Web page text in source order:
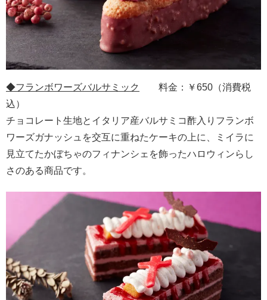
◆フランボワーズバルサミック
料金：￥650（消費税
込）
チョコレート生地とイタリア産バルサミコ酢入りフランボ
ワーズガナッシュを交互に重ねたケーキの上に、ミイラに
見立てたかぼちゃのフィナンシェを飾ったハロウィンらし
さのある商品です。